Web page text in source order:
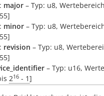
major – Typ: u8,
minor – Typ: u8,
revision – Typ: u8,
– Typ: u16,
216 - 1]